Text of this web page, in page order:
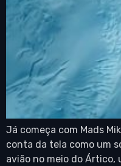
Já começa com Mads
conta da tela como um
avião no meio do Ártico,